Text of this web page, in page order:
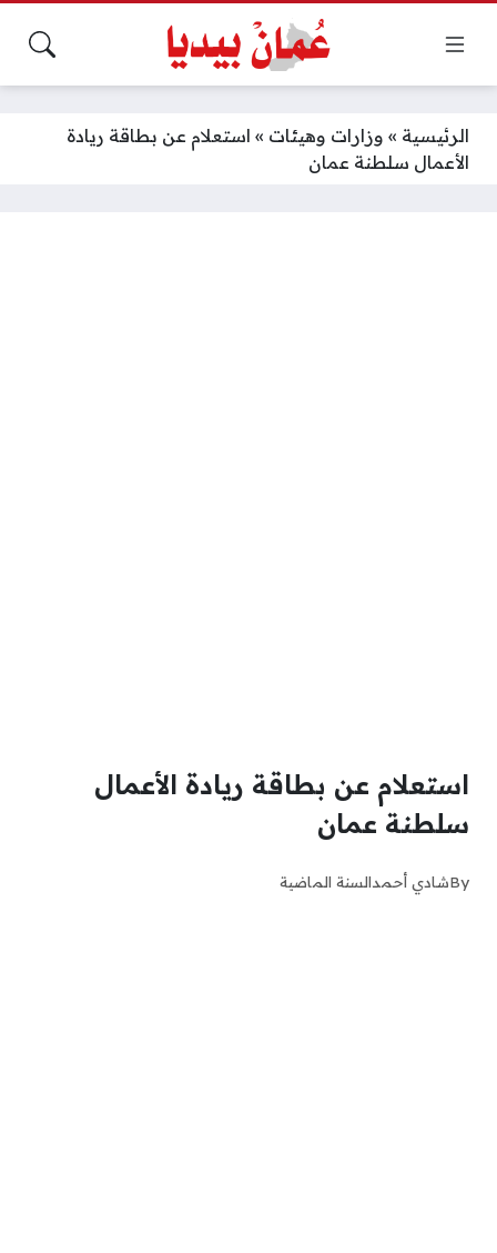
الرئيسية » وزارات وهيئات » استعلام عن بطاقة ريادة
الأعمال سلطنة عمان
استعلام عن بطاقة ريادة الأعمال
سلطنة عمان
Byشادي أحمدالسنة الماضية